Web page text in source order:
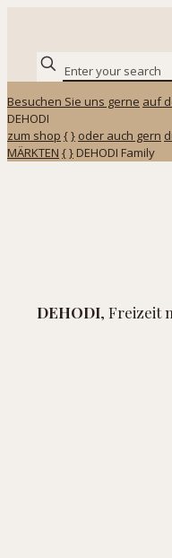
Besuchen Sie uns gerne auf
DEHODI
zum shop {} oder auch gern
MÄRKTEN {} DEHODI Family
DEHODI, Freizeit